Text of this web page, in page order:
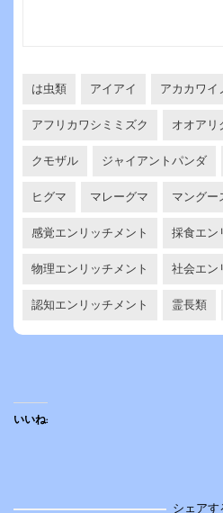
は虫類 アイアイ アカカワイ
アフリカワシミミズク オオアリ
クモザル ジャイアントパンダ
ヒグマ マレーグマ マングー
感覚エンリッチメント 採食エン
物理エンリッチメント 社会エン
認知エンリッチメント 霊長類
いいね:
シェアす